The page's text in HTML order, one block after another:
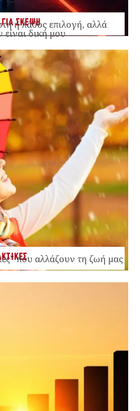
ΣΚΕΨΗ
ή λάθος επιλογή, αλλά
είναι δική μου
που αλλάζουν τη ζωή μας